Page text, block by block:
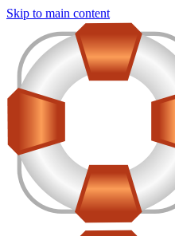
Skip to main content